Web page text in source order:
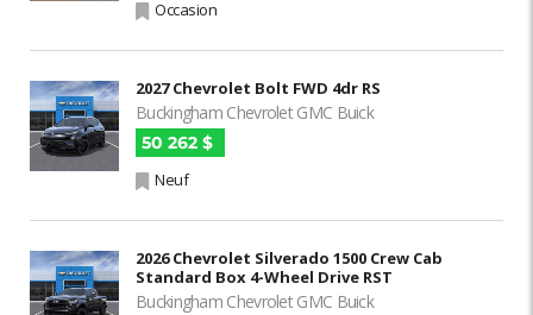
Occasion
2027 Chevrolet Bolt FWD 4dr RS
Buckingham Chevrolet GMC Buick
50 262 $
Neuf
2026 Chevrolet Silverado 1500 Crew Cab
Standard Box 4-Wheel Drive RST
Buckingham Chevrolet GMC Buick